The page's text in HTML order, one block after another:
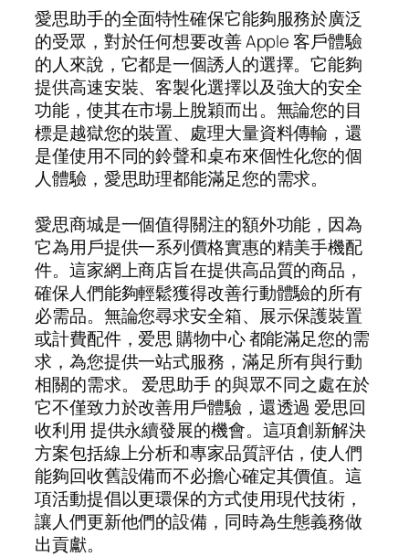
愛思助手的全面特性確保它能夠服務於廣泛
的受眾，對於任何想要改善 Apple 客戶體驗
的人來說，它都是一個誘人的選擇。它能夠
提供高速安裝、客製化選擇以及強大的安全
功能，使其在市場上脫穎而出。無論您的目
標是越獄您的裝置、處理大量資料傳輸，還
是僅使用不同的鈴聲和桌布來個性化您的個
人體驗，愛思助理都能滿足您的需求。
愛思商城是一個值得關注的額外功能，因為
它為用戶提供一系列價格實惠的精美手機配
件。這家網上商店旨在提供高品質的商品，
確保人們能夠輕鬆獲得改善行動體驗的所有
必需品。無論您尋求安全箱、展示保護裝置
或計費配件，爱思 購物中心 都能滿足您的需
求，為您提供一站式服務，滿足所有與行動
相關的需求。 爱思助手 的與眾不同之處在於
它不僅致力於改善用戶體驗，還透過 爱思回
收利用 提供永續發展的機會。這項創新解決
方案包括線上分析和專家品質評估，使人們
能夠回收舊設備而不必擔心確定其價值。這
項活動提倡以更環保的方式使用現代技術，
讓人們更新他們的設備，同時為生態義務做
出貢獻。